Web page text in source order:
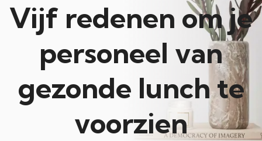
Vijf redenen om je
personeel van
gezonde lunch te
voorzien